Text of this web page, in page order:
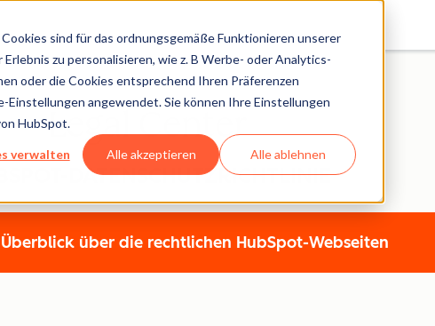
sind für das ordnungsgemäße Funktionieren unserer
zu personalisieren, wie z. B Werbe- oder Analytics-
oder die Cookies entsprechend Ihren Präferenzen
angewendet. Sie können Ihre Einstellungen
HubSpot.
verwalten Alle akzeptieren Alle ablehnen
Legal Center
DATENSCHUTZRICHTLINIE
über die rechtlichen HubSpot-Webseiten